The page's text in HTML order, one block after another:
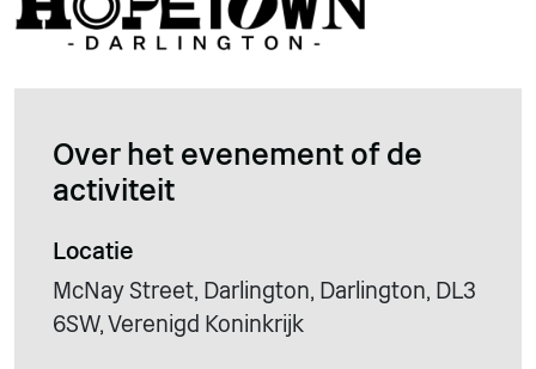
Over het evenement of de
activiteit
Locatie
McNay Street, Darlington, Darlington, DL3
6SW, Verenigd Koninkrijk